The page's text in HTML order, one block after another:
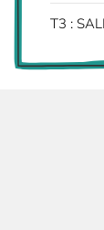
T3 :